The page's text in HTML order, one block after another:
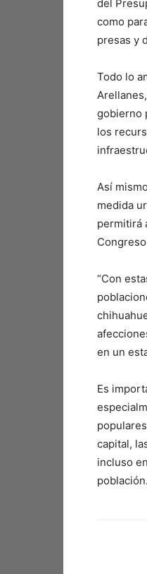
del
como
presas y
Todo lo
gobierno
los
Así
medida
permitirá
“Con
en un
Es
capital,
incluso
población.